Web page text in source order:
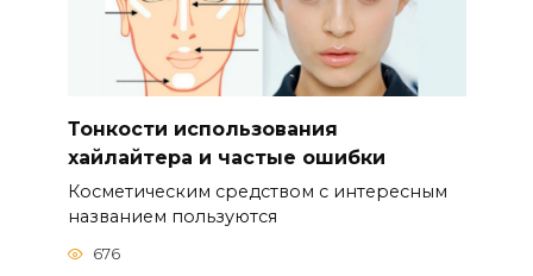
Тонкости использования
хайлайтера и частые ошибки
Косметическим средством с интересным
названием пользуются
676